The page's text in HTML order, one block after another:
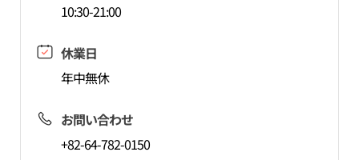
10:30-21:00
休業日
年中無休
お問い合わせ
+82-64-782-0150